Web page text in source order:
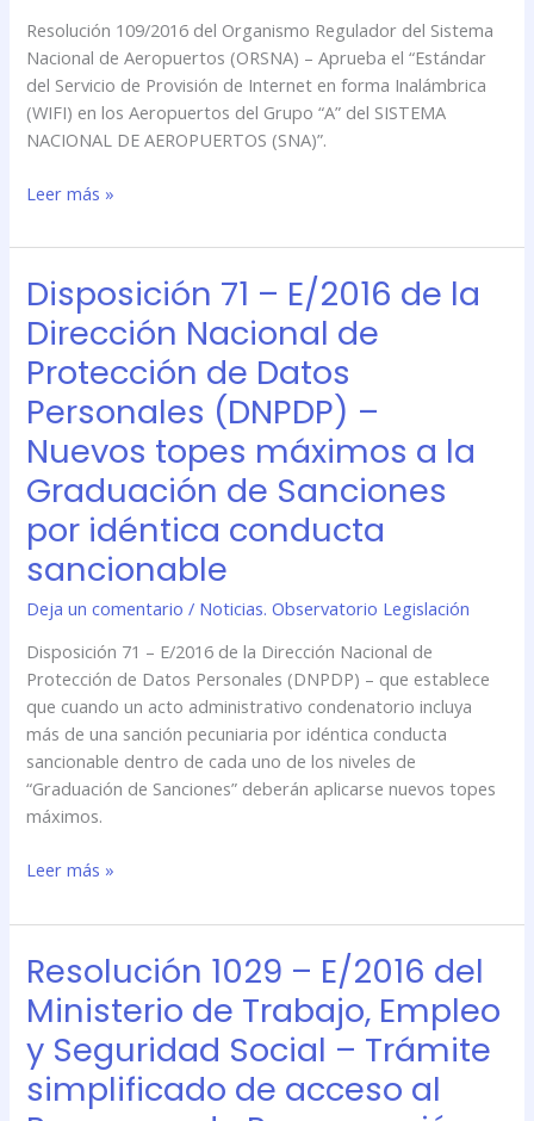
Resolución 109/2016 del Organismo Regulador del Sistema
Nacional de Aeropuertos (ORSNA) – Aprueba el “Estándar
del Servicio de Provisión de Internet en forma Inalámbrica
(WIFI) en los Aeropuertos del Grupo “A” del SISTEMA
NACIONAL DE AEROPUERTOS (SNA)”.
Estándar
del
Servicio
de
Provisión
Internet
forma
Inalámbrica
(WIFI)
Leer más »
Disposición 71 – E/2016 de la
Dirección Nacional de
Protección de Datos
Personales (DNPDP) –
Nuevos topes máximos a la
Graduación de Sanciones
por idéntica conducta
sancionable
Deja un comentario / Noticias. Observatorio Legislación
Disposición 71 – E/2016 de la Dirección Nacional de
Protección de Datos Personales (DNPDP) – que establece
que cuando un acto administrativo condenatorio incluya
más de una sanción pecuniaria por idéntica conducta
sancionable dentro de cada uno de los niveles de
“Graduación de Sanciones” deberán aplicarse nuevos topes
máximos.
Disposición
–
E/2016
de
la
Dirección
Nacional
de
Protección
de
Datos
Personales
(DNPDP)
–
Nuevos
topes
máximos
a
la
de
conducta
sancionable
Leer más »
Resolución 1029 – E/2016 del
Ministerio de Trabajo, Empleo
y Seguridad Social – Trámite
simplificado de acceso al
Resolución
1029
–
E/2016
del
Ministerio